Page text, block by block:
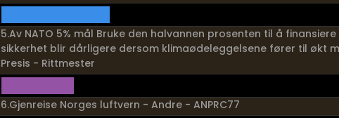
5.Av NATO 5% mål Bruke den halvannen prosenten til å
sikkerhet blir dårligere dersom klimaødeleggelsene fører til økt
Presis - Rittmester
6.Gjenreise Norges luftvern - Andre - ANPRC77